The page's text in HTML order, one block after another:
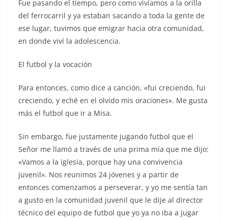
Fue pasando el tiempo, pero como vivíamos a la orilla
del ferrocarril y ya estaban sacando a toda la gente de
ese lugar, tuvimos que emigrar hacia otra comunidad,
en donde viví la adolescencia.
El futbol y la vocación
Para entonces, como dice a canción, «fui creciendo, fui
creciendo, y eché en el olvido mis oraciones». Me gusta
más el futbol que ir a Misa.
Sin embargo, fue justamente jugando futbol que el
Señor me llamó a través de una prima mía que me dijo:
«Vamos a la iglesia, porque hay una convivencia
juvenil». Nos reunimos 24 jóvenes y a partir de
entonces comenzamos a perseverar, y yo me sentía tan
a gusto en la comunidad juvenil que le dije al director
técnico del equipo de futbol que yo ya no iba a jugar